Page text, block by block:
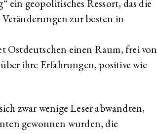
ein geopolitisches Ressort, das die
zur besten in
Ostdeutschen einen Raum, frei von
ihre Erfahrungen, positive wie
zwar wenige Leser abwandten,
gewonnen wurden, die